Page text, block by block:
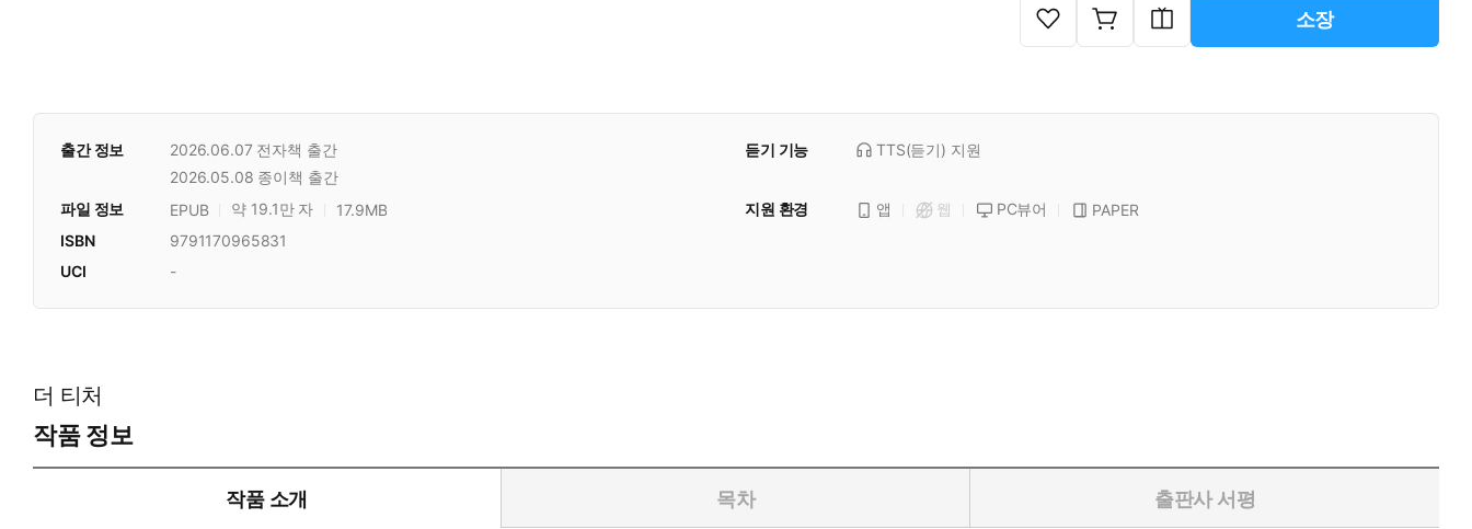
소장
출간 정보 2026.06.07 전자책 출간
2026.05.08 종이책 출간
듣기 기능 TTS(듣기) 지원
파일 정보 EPUB 약 19.1만 자 17.9MB 지원 환경 앱 웹 PC뷰어
PAPER
ISBN
9791170965831
UCI
-
더 티처
작품 정보
작품 소개 목차 출판사 서평